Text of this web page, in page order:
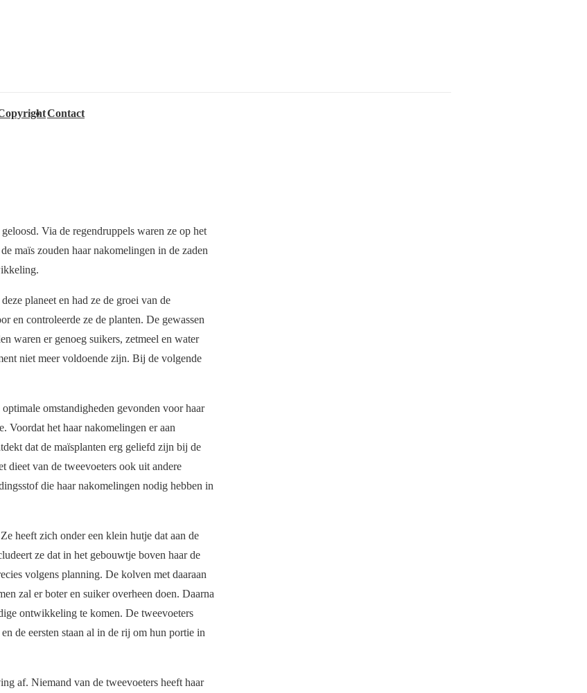
Contact
Via de regendruppels waren ze op het
maïs zouden haar nakomelingen in de zaden
planeet en had ze de groei van de
en controleerde ze de planten. De gewassen
waren er genoeg suikers, zetmeel en water
niet meer voldoende zijn. Bij de volgende
omstandigheden gevonden voor haar
Voordat het haar nakomelingen er aan
dat de maïsplanten erg geliefd zijn bij de
dieet van de tweevoeters ook uit andere
die haar nakomelingen nodig hebben in
heeft zich onder een klein hutje dat aan de
ze dat in het gebouwtje boven haar de
volgens planning. De kolven met daaraan
zal er boter en suiker overheen doen. Daarna
ontwikkeling te komen. De tweevoeters
de eersten staan al in de rij om hun portie in
af. Niemand van de tweevoeters heeft haar